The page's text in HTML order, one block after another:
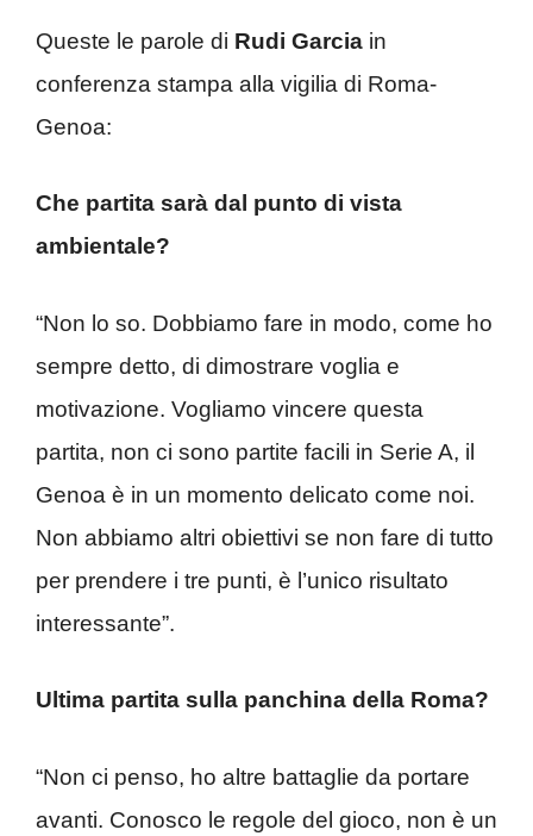
Queste le parole di Rudi Garcia in
conferenza stampa alla vigilia di Roma-
Genoa:
Che partita sarà dal punto di vista
ambientale?
“Non lo so. Dobbiamo fare in modo, come ho
sempre detto, di dimostrare voglia e
motivazione. Vogliamo vincere questa
partita, non ci sono partite facili in Serie A, il
Genoa è in un momento delicato come noi.
Non abbiamo altri obiettivi se non fare di tutto
per prendere i tre punti, è l’unico risultato
interessante”.
Ultima partita sulla panchina della Roma?
“Non ci penso, ho altre battaglie da portare
avanti. Conosco le regole del gioco, non è un